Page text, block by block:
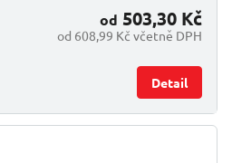
od 608,99 Kč včetně DPH
od 503,30 Kč
Detail